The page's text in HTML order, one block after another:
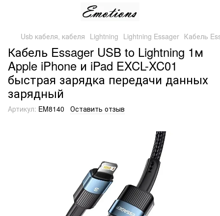
Usb кабеля, кабеля Lightning Lightning Essager Кабель
Кабель Essager USB to Lightning 1м
Apple iPhone и iPad EXCL-XC01
быстрая зарядка передачи данных
зарядный
Артикул: EM8140 Оставить отзыв